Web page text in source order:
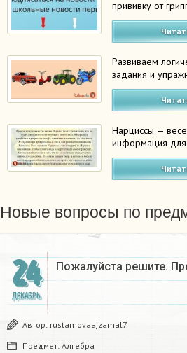
прививку от
Развиваем
задания и
Нарциссы —
информация
Новые вопросы по
24
ДЕКАБРЬ
Пожалуйста решите.
Автор: rustamovaajzamal7
Предмет: Алгебра